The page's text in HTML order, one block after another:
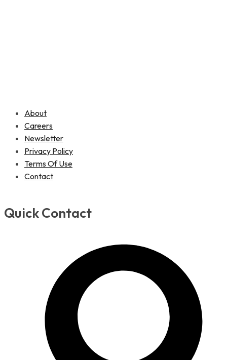
About
Careers
Newsletter
Privacy Policy
Terms Of Use
Contact
Quick Contact